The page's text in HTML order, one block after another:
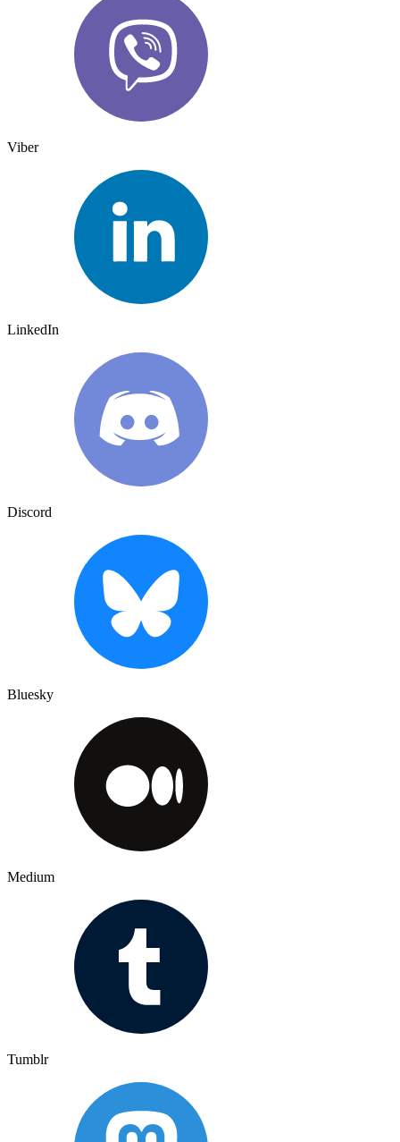
Viber
LinkedIn
Discord
Bluesky
Medium
Tumblr